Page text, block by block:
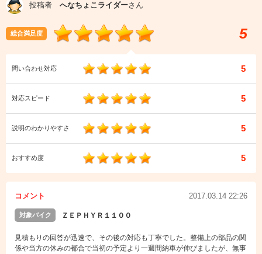
投稿者 へなちょこライダーさん
総合満足度 5
問い合わせ対応 5
対応スピード 5
説明のわかりやすさ 5
おすすめ度 5
コメント 2017.03.14 22:26
対象バイク ＺＥＰＨＹＲ１１００
見積もりの回答が迅速で、その後の対応も丁寧でした。整備上の部品の関
係や当方の休みの都合で当初の予定より一週間納車が伸びましたが、無事